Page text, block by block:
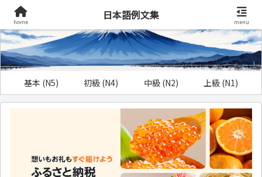
基本 (N5) 初級 (N4) 中級 (N2) 上級 (N1)
home
日本語例文集
menu